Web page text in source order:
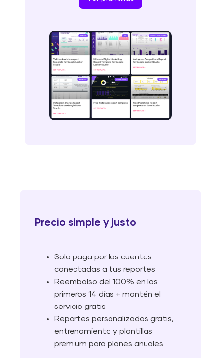
Precio simple y justo
Solo paga por las cuentas
conectadas a tus reportes
Reembolso del 100% en los
primeros 14 días + mantén el
servicio gratis
Reportes personalizados gratis,
entrenamiento y plantillas
premium para planes anuales